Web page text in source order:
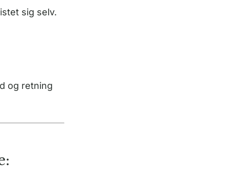
sig selv.
og retning